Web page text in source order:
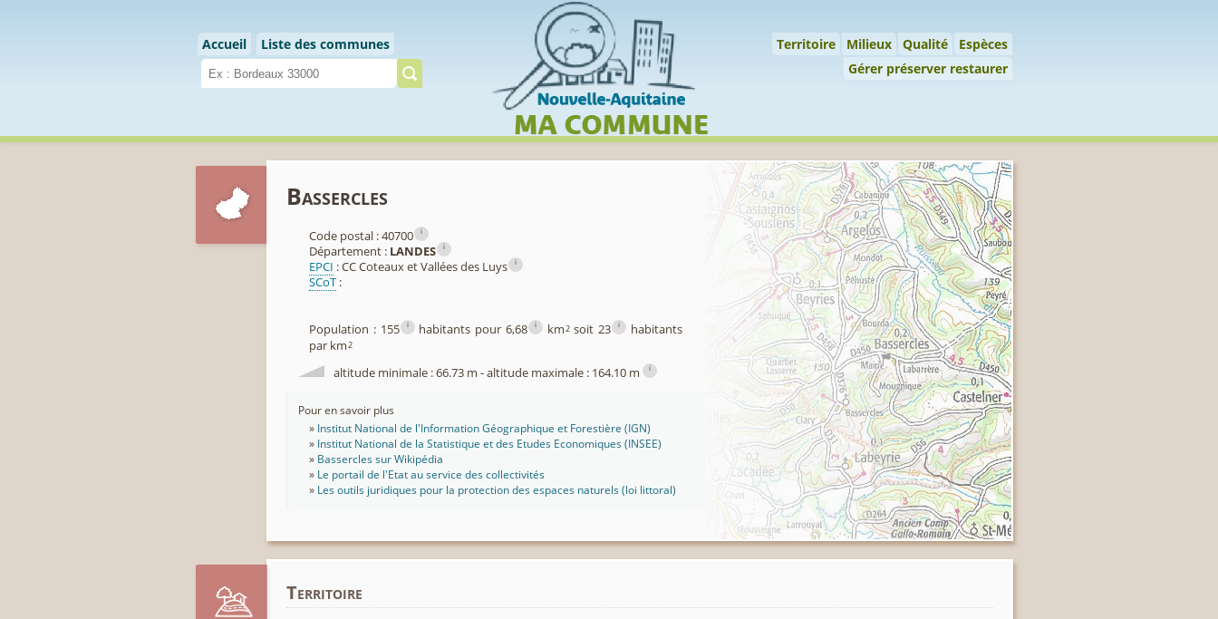
Territoire Milieux Qualité
Accueil
Liste des communes Territoire Milieux Qualité
Espèces
Gérer préserver restaurer
Bassercles
Code postal : 40700 i
Département : LANDES i
EPCI : CC Coteaux et Vallées des Luys i
SCoT :
Population : 155 i habitants pour 6,68 i km2soit 23 i
habitants
par km2
altitude minimale : 66.73 m - altitude maximale : 164.10 m i
Pour en savoir plus
Institut National de l'Information Géographique et Forestière (IGN)
Institut National de la Statistique et des Etudes Economiques (INSEE)
Bassercles sur Wikipédia
Le portail de l'Etat au service des collectivités
Les outils juridiques pour la protection des espaces naturels (loi littoral)
Territoire